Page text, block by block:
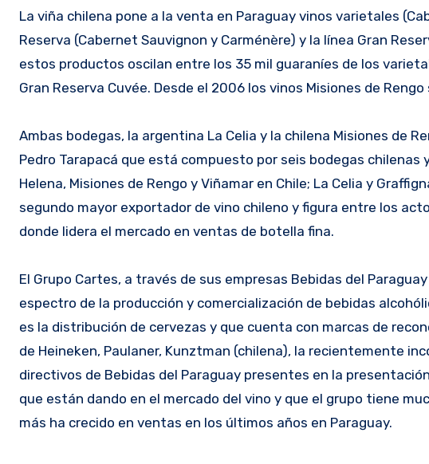
La viña chilena pone a la venta en Paraguay vinos varietales
Reserva (Cabernet Sauvignon y Carménère) y la línea Gran
estos productos oscilan entre los 35 mil guaraníes de los
Gran Reserva Cuvée. Desde el 2006 los vinos Misiones de
Ambas bodegas, la argentina La Celia y la chilena Misiones de
Pedro Tarapacá que está compuesto por seis bodegas chilenas
Helena, Misiones de Rengo y Viñamar en Chile; La Celia y
segundo mayor exportador de vino chileno y figura entre los
donde lidera el mercado en ventas de botella fina.
El Grupo Cartes, a través de sus empresas Bebidas del
espectro de la producción y comercialización de bebidas
es la distribución de cervezas y que cuenta con marcas de
de Heineken, Paulaner, Kunztman (chilena), la recientemente
directivos de Bebidas del Paraguay presentes en la
que están dando en el mercado del vino y que el grupo tiene
más ha crecido en ventas en los últimos años en Paraguay.